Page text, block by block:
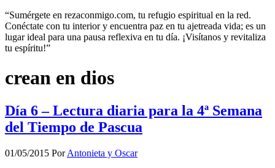
“Sumérgete en rezaconmigo.com, tu refugio espiritual en la red.
Conéctate con tu interior y encuentra paz en tu ajetreada vida; es un
lugar ideal para una pausa reflexiva en tu día. ¡Visítanos y revitaliza
tu espíritu!”
crean en dios
Día 6 – Lectura diaria para la 4ª Semana
del Tiempo de Pascua
01/05/2015 PorAntonieta y Oscar